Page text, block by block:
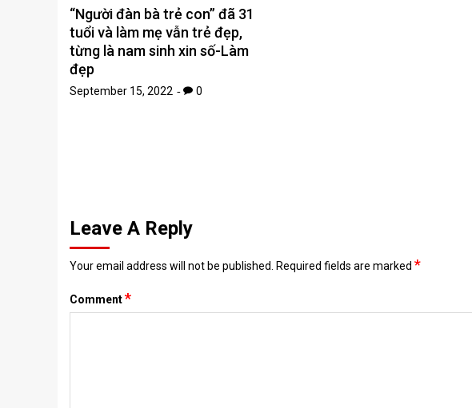
“Người đàn bà trẻ con” đã 31
tuổi và làm mẹ vẫn trẻ đẹp,
từng là nam sinh xin số-Làm
đẹp
September 15, 2022 0
Leave A Reply
Your email address will not be published. Required fields are marked *
Comment*